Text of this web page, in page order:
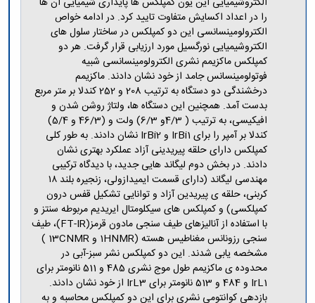
را در اعداد اکسایش متفاوت تایید کرد. در ادامه خواص
الکترولومینسانسی این دو کمپلکس در ساختار سلول های
الکتروشیمیایی نورگسیل مورد ارزیابی قرار گرفت. هر دو
کمپلکس ماکزیمم نشری الکترولومینسانسی شبیه
فوتولومینسانس جامد از خود نشان دادند. ماکزیمم
درخشندگی دو دستگاه به ترتیب 208 و 252 کندلا بر متر مربع
بدست آمد. همچنین این دستگاه ها، ولتاژ روشن شدن و
افیکیسی، به ترتیب ( 4/3و 6/3) ولت و (46/3 و 5/4)
کندلا بر آمپر را برای IrBi1 و IrBi2 نشان دادند. به طور کلی
کمپلکس دارای حلقه پیریدینی آزاد عملکرد بهتری نشان
دادند. در بخش دوم لیگاند هایی جدید، با دیدگاه ترکیبی
مهندسی لیگاند (دارای قسمت ایمیدازولی، زنجیره بلند ۱۸
کربنی، حلقه ی پیریدین آزاد و توانایی تشکیل قفس درون
کمپلکسی) و کمپلکس های سیکلومتال ایریدیم مربوطه سنتز و
با استفاده از آنالیزهای طیف سنجی مادون قرمز(FT-IR)، طیف
سنجی رزونانس مغناطیس هسته (1HNMR و 13CNMR )
مشخصه یابی شدند. این دو کمپلکس نشر سبز-آبی در
محدوده ی ماکزیمم طول موج نشری 485 و 511 نانومتر برای
IrL1 و 484 و 513 نانومتر برای IrL3 از خود نشان دادند.
بازدهی کوانتومی نشری برای این دو کمپلکس محاسبه و به